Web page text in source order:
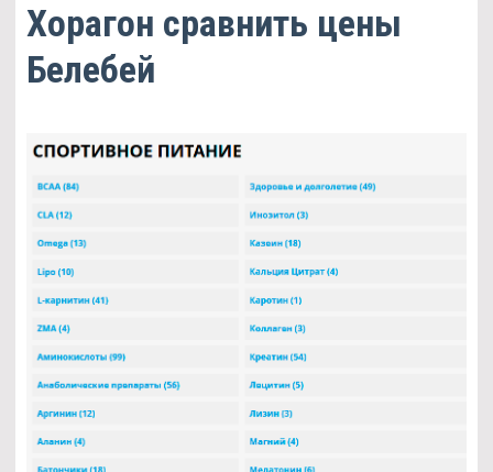
Хорагон сравнить цены
Белебей